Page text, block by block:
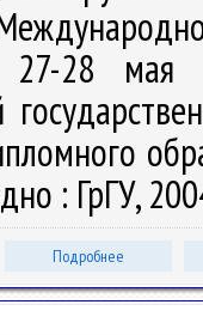
27-28 мая
: ГрГУ,
Подробнее